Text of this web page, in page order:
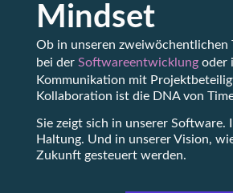
Mindset
Ob in unseren zweiwöchentlichen
bei der Softwareentwicklung oder
Kommunikation mit
Kollaboration ist die DNA von
Sie zeigt sich in unserer Software.
Haltung. Und in unserer Vision,
Zukunft gesteuert werden.